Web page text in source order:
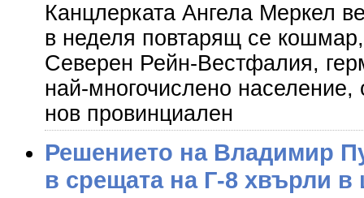
Канцлерката Ангела Меркел
в неделя повтарящ се кошмар,
Северен Рейн-Вестфалия,
най-многочислено население,
нов провинциален
Решението на Владимир
в срещата на Г-8 хвърли